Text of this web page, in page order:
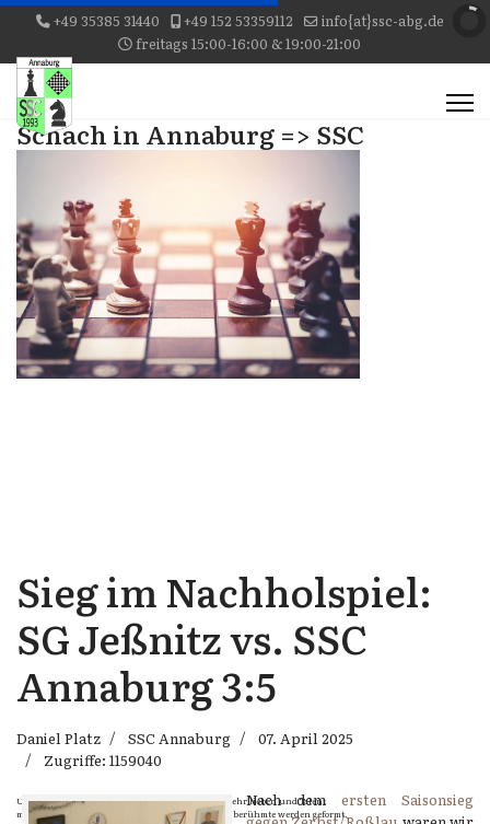
+49 35385 31440 +49 152 53359112
info{at}ssc-abg.de
freitags 15:00-16:00 & 19:00-21:00
Schach in Annaburg => SSC
Um im Schach Erfolg zu erringen, muss man es sehr lieben und Talent
mitbringen. Gute Schachspieler werden geboren, berühmte werden geformt.
Sieg im Nachholspiel:
SG Jeßnitz vs. SSC
Annaburg 3:5
Daniel Platz SSC Annaburg
07. April 2025
Zugriffe: 1159040
Nach dem ersten Saisonsieg